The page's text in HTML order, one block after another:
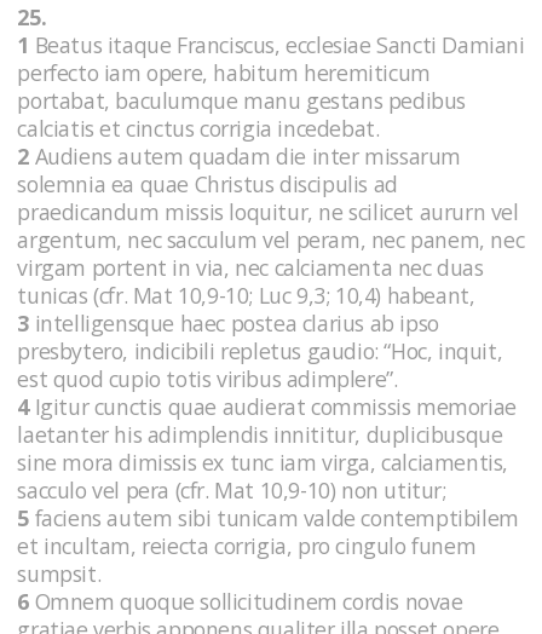
25.
1 Beatus itaque Franciscus, ecclesiae Sancti Damiani
perfecto iam opere, habitum heremiticum
portabat, baculumque manu gestans pedibus
calciatis et cinctus corrigia incedebat.
2 Audiens autem quadam die inter missarum
solemnia ea quae Christus discipulis ad
praedicandum missis loquitur, ne scilicet aururn vel
argentum, nec sacculum vel peram, nec panem, nec
virgam portent in via, nec calciamenta nec duas
tunicas (cfr. Mat 10,9-10; Luc 9,3; 10,4) habeant,
3 intelligensque haec postea clarius ab ipso
presbytero, indicibili repletus gaudio: “Hoc, inquit,
est quod cupio totis viribus adimplere”.
4Igitur cunctis quae audierat commissis memoriae
laetanter his adimplendis innititur, duplicibusque
sine mora dimissis ex tunc iam virga, calciamentis,
sacculo vel pera (cfr. Mat 10,9-10) non utitur;
5 faciens autem sibi tunicam valde contemptibilem
et incultam, reiecta corrigia, pro cingulo funem
sumpsit.
6 Omnem quoque sollicitudinem cordis novae